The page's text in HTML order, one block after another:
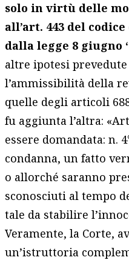
solo in virtù delle
all’art. 443 del
dalla legge 8 giugno
altre ipotesi prevedute
l’ammissibilità della
quelle degli articoli
fu aggiunta l’altra:
essere domandata: n.
condanna, un fatto
o allorché saranno
sconosciuti al tempo
tale da stabilire
Veramente, la Corte,
un’istruttoria